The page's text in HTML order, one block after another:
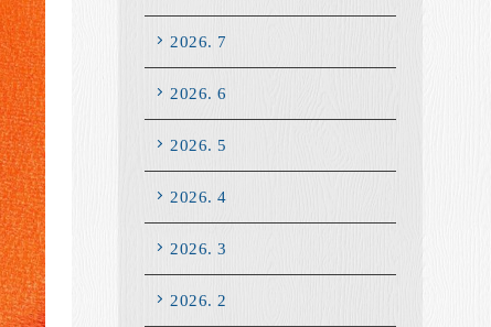
2026. 7
2026. 6
2026. 5
2026. 4
2026. 3
2026. 2